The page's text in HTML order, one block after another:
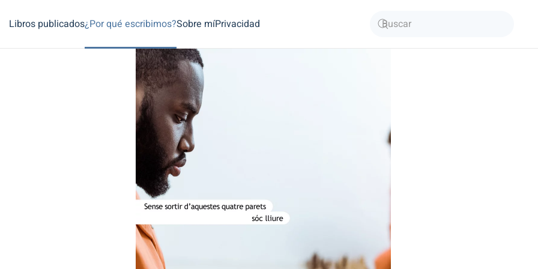
Libros publicados¿Por qué escribimos?Sobre míPrivacidad